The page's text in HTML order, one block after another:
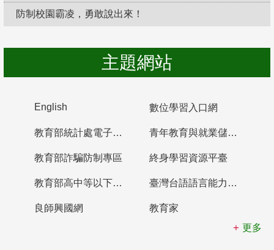
防制校園霸凌，勇敢說出來！
主題網站
English 數位學習入口網
教育部統計處電子書櫃 青年教育與就業儲蓄帳戶
教育部詐騙防制專區 終身學習資源平臺
教育部高中等以下學校及幼兒園教師資格檢定考試 臺灣台語語言能力認證網站
良師興國網
教育家
更多